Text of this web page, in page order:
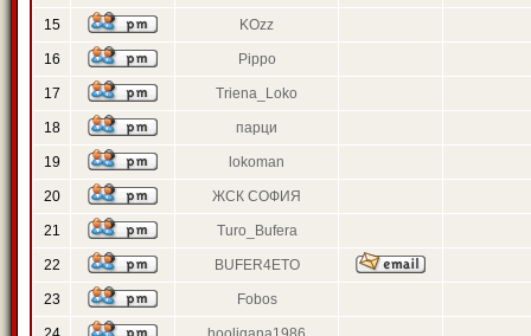
15 KOzz
16 Pippo
17 Triena_Loko
18 парци
19 lokoman
20 ЖСК СОФИЯ
21 Turo_Bufera
22 BUFER4ETO
23 Fobos